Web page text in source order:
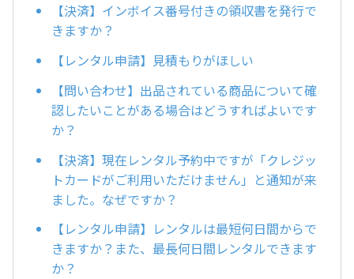
【決済】インボイス番号付きの領収書を発行で
きますか？
【レンタル申請】見積もりがほしい
【問い合わせ】出品されている商品について確
認したいことがある場合はどうすればよいです
か？
【決済】現在レンタル予約中ですが「クレジッ
トカードがご利用いただけません」と通知が来
ました。なぜですか？
【レンタル申請】レンタルは最短何日間からで
きますか？また、最長何日間レンタルできます
か？